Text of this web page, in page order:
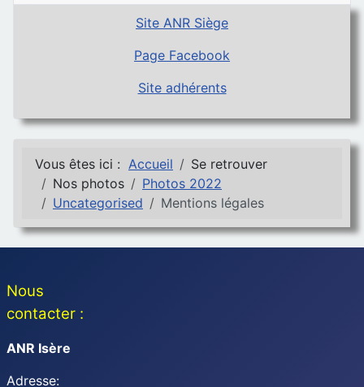
Site ANR Siège
Page Facebook
Site adhérents
Vous êtes ici : Accueil
Se retrouver
Nos photos
Photos 2022
Uncategorised
Mentions légales
Nous
contacter :
ANR Isère
Adresse: